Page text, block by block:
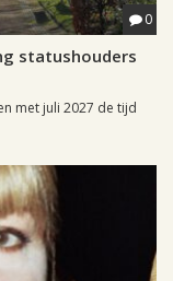
0
statushouders
met juli 2027 de tijd